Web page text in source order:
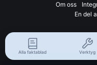
Om oss
En del
Alla faktablad Verktyg